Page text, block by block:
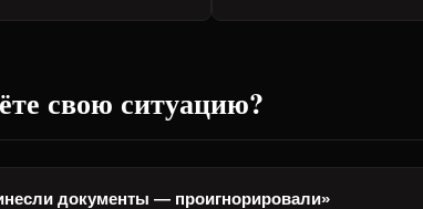
свою ситуацию?
документы — проигнорировали»